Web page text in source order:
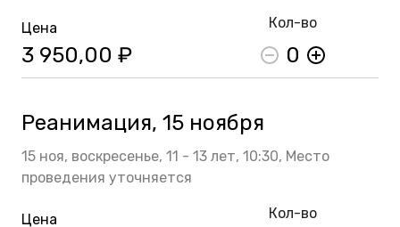
Цена
3 950,00 ₽
Кол-во
0
Реанимация, 15 ноября
15 ноя, воскресенье, 11 - 13 лет, 10:30, Место
проведения уточняется
Цена Кол-во